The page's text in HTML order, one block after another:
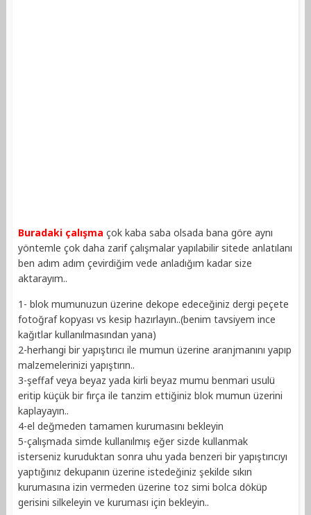
Buradaki çalışma çok kaba saba olsada bana göre aynı
yöntemle çok daha zarif çalışmalar yapılabilir sitede anlatılanı
ben adım adım çevirdiğim vede anladığım kadar size
aktarayım..
1- blok mumunuzun üzerine dekope edeceğiniz dergi peçete
fotoğraf kopyası vs kesip hazırlayın..(benim tavsiyem ince
kağıtlar kullanılmasından yana)
2-herhangi bir yapıştırıcı ile mumun üzerine aranjmanını yapıp
malzemelerinizi yapıştırın..
3-şeffaf veya beyaz yada kirli beyaz mumu benmari usulü
eritip küçük bir fırça ile tanzim ettiğiniz blok mumun üzerini
kaplayayın..
4-el değmeden tamamen kurumasını bekleyin
5-çalışmada simde kullanılmış eğer sizde kullanmak
isterseniz kuruduktan sonra uhu yada benzeri bir yapıştırıcıyı
yaptığınız dekupanın üzerine istedeğiniz şekilde sıkın
kurumasına izin vermeden üzerine toz simi bolca döküp
gerisini silkeleyin ve kuruması için bekleyin..